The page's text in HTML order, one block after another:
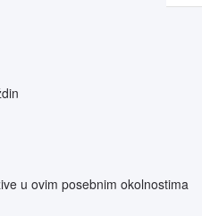
u ovim posebnim okolnostima